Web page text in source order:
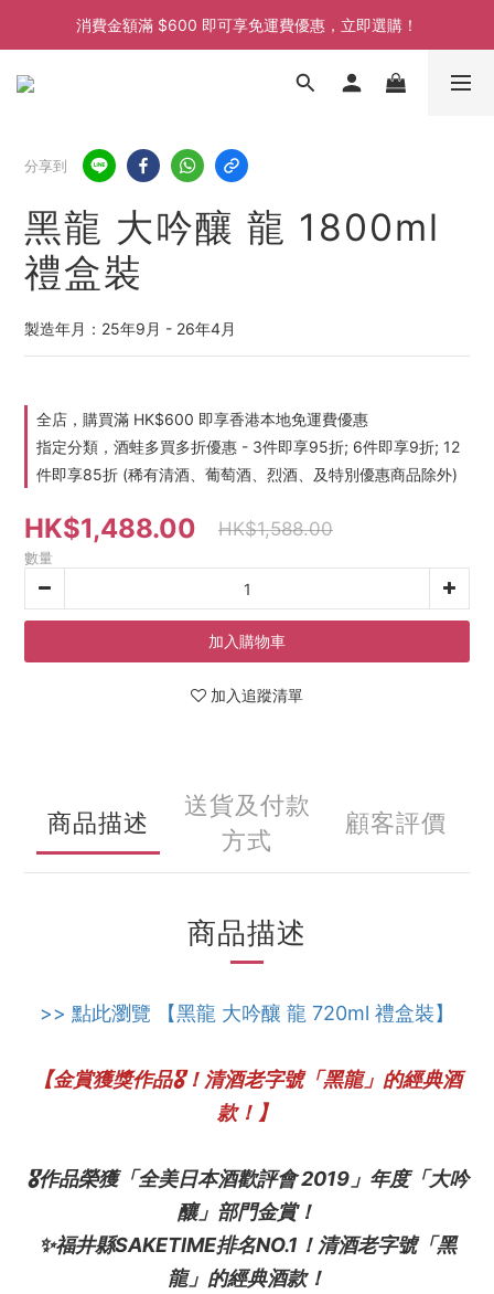
消費金額滿 $600 即可享免運費優惠，立即選購！
消費金額滿 $600 即可享免運費優惠，立即選購！
消費金額滿 $600 即可享免運費優惠，立即選購！
分享到
黑龍 大吟釀 龍 1800ml
禮盒裝
製造年月：25年9月 - 26年4月
全店，購買滿 HK$600 即享香港本地免運費優惠
指定分類，酒蛙多買多折優惠 - 3件即享95折; 6件即享9折; 12
件即享85折 (稀有清酒、葡萄酒、烈酒、及特別優惠商品除外)
HK$1,488.00 HK$1,588.00
數量
加入購物車
加入追蹤清單
商品描述
送貨及付款
方式
顧客評價
商品描述
>> 點此瀏覽 【黑龍 大吟釀 龍 720ml 禮盒裝】
【金賞獲獎作品🎖️！清酒老字號「黑龍」的經典酒
款！】
🎖️作品榮獲「全美日本酒歡評會 2019」年度「大吟
釀」部門金賞！
✨福井縣SAKETIME排名NO.1！清酒老字號「黑
龍」的經典酒款！